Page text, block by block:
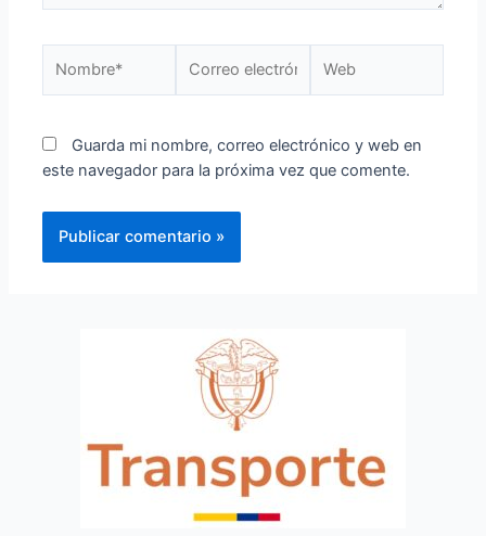
Guarda mi nombre, correo electrónico y web en
este navegador para la próxima vez que comente.